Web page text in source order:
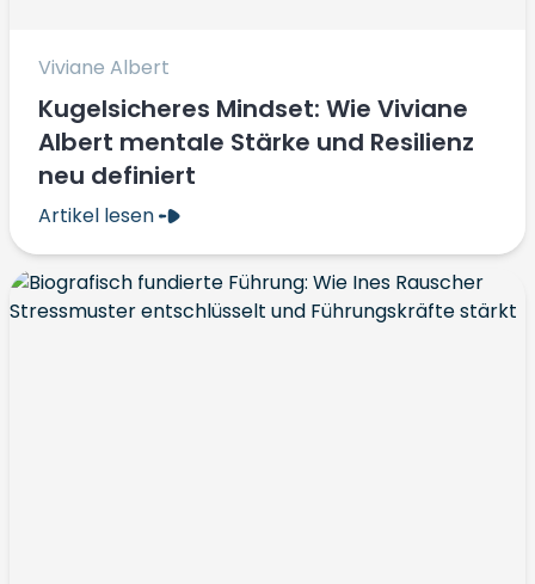
Viviane Albert
Kugelsicheres Mindset: Wie Viviane
Albert mentale Stärke und Resilienz
neu definiert
Artikel lesen